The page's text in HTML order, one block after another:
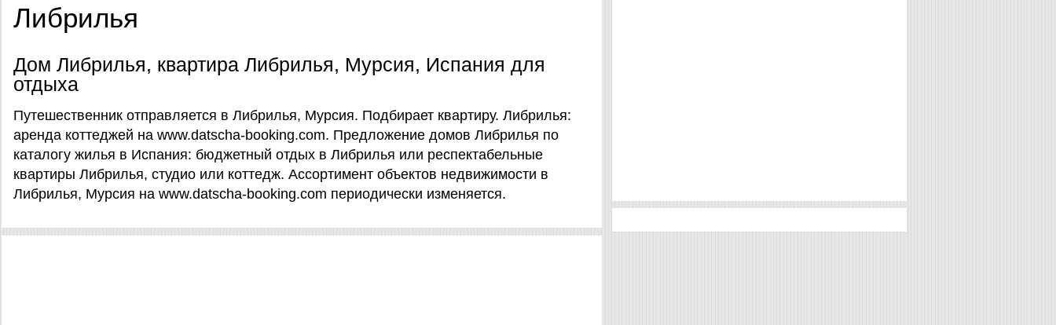
Либрилья
Дом Либрилья, квартира Либрилья, Мурсия, Испания для
отдыха
Путешественник отправляется в Либрилья, Мурсия. Подбирает квартиру. Либрилья:
аренда коттеджей на www.datscha-booking.com. Предложение домов Либрилья по
каталогу жилья в Испания: бюджетный отдых в Либрилья или респектабельные
квартиры Либрилья, студио или коттедж. Ассортимент объектов недвижимости в
Либрилья, Мурсия на www.datscha-booking.com периодически изменяется.